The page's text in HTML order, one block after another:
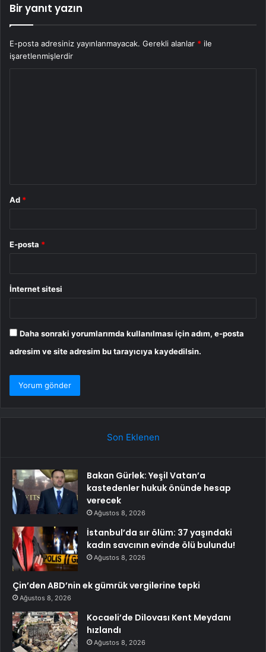
Bir yanıt yazın
E-posta adresiniz yayınlanmayacak. Gerekli alanlar * ile
işaretlenmişlerdir
Ad *
E-posta *
İnternet sitesi
Daha sonraki yorumlarımda kullanılması için adım, e-posta
adresim ve site adresim bu tarayıcıya kaydedilsin.
Son Eklenen
Bakan Gürlek: Yeşil Vatan’a
kastedenler hukuk önünde hesap
verecek
Ağustos 8, 2026
İstanbul’da sır ölüm: 37 yaşındaki
kadın savcının evinde ölü bulundu!
Ağustos 8, 2026
Çin’den ABD’nin ek gümrük vergilerine tepki
Ağustos 8, 2026
Kocaeli’de Dilovası Kent Meydanı
hızlandı
Ağustos 8, 2026